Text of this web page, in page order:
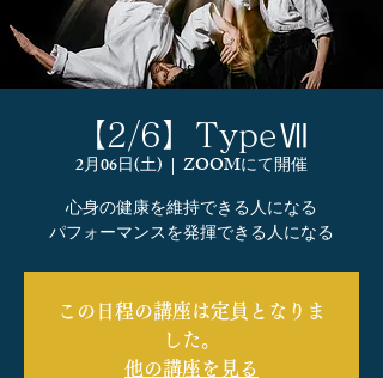
【2/6】TypeⅦ
2月06日(土)
  |
ZOOMにて開催
心身の健康を維持できる人になる
パフォーマンスを発揮できる人になる
この日程の講座は定員となりま
した。
他の講座を見る